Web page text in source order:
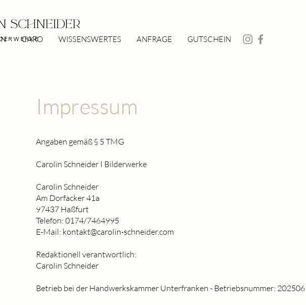
Schneider
CARO WISSENSWERTES ANFRAGE GUTSCHEIN
Impressum
Angaben gemäß § 5 TMG
Carolin Schneider I Bilderwerke
Carolin Schneider
Am Dorfacker 41a
97437 Haßfurt
Telefon: 0174/7464995
E-Mail: kontakt@carolin-schneider.com
Redaktionell verantwortlich:
Carolin Schneider
Betrieb bei der Handwerkskammer Unterfranken - Betriebsnummer: